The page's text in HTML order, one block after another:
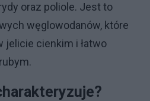
oraz poliole. Jest to
węglowodanów, które
jelicie cienkim i łatwo